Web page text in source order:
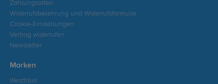
Zahlungsarten
Widerrufsbelehrung und Widerrufsformular
Cookie-Einstellungen
Vertrag widerrufen
Newsletter
Marken
Westfalia